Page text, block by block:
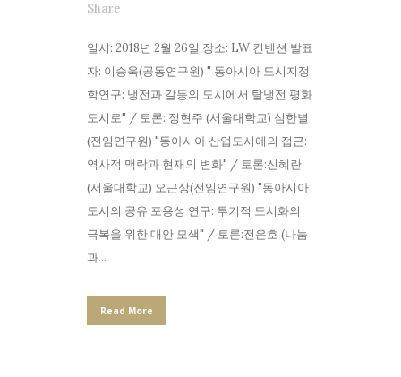
Share
일시: 2018년 2월 26일 장소: LW 컨벤션 발표
자: 이승욱(공동연구원) " 동아시아 도시지정
학연구: 냉전과 갈등의 도시에서 탈냉전 평화
도시로" / 토론: 정현주 (서울대학교) 심한별
(전임연구원) "동아시아 산업도시에의 접근:
역사적 맥락과 현재의 변화" / 토론:신혜란
(서울대학교) 오근상(전임연구원) "동아시아
도시의 공유 포용성 연구: 투기적 도시화의
극복을 위한 대안 모색" / 토론:전은호 (나눔
과...
Read More